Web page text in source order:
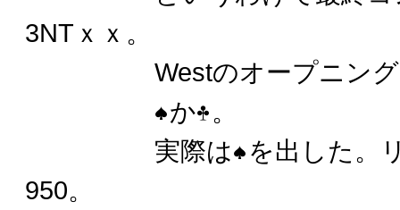
3NTｘｘ。
Westのオープニング
か
。
実際は
を出した。
950。